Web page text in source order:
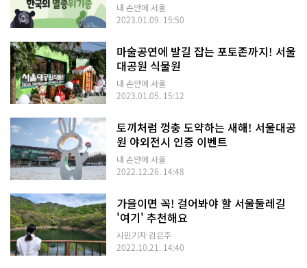
내 손안에 서울
2023.01.09. 15:50
마술공연에 발길 잡는 포토존까지! 서울
대공원 식물원
내 손안에 서울
2023.01.05. 15:12
토끼처럼 껑충 도약하는 새해! 서울대공
원 야외전시 인증 이벤트
내 손안에 서울
2022.12.26. 14:48
가을이면 꼭! 걸어봐야 할 서울둘레길
'여기' 추천해요
시민기자 김은주
2022.10.21. 14:40